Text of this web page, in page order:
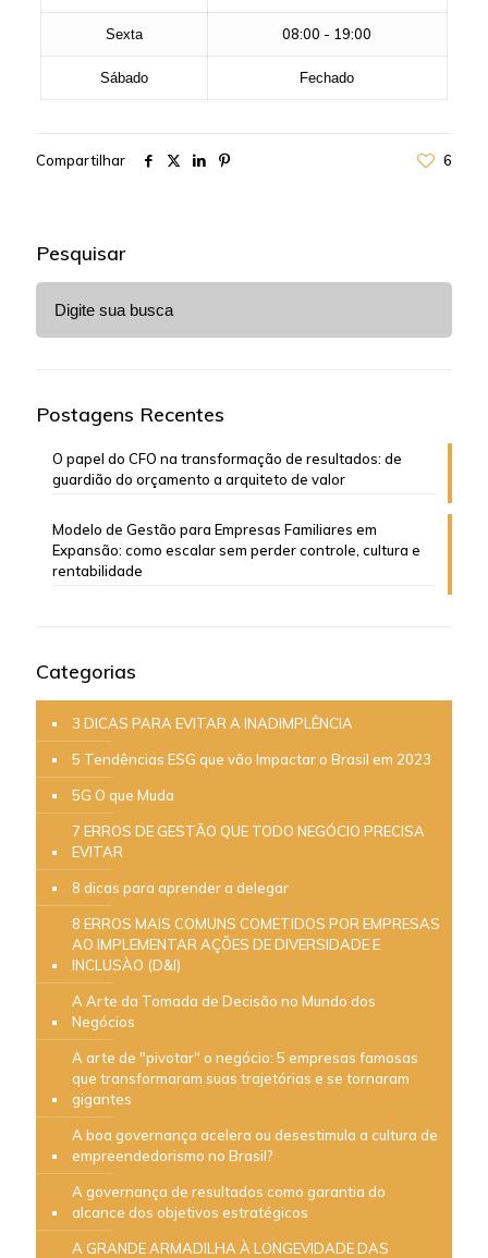
Sexta 08:00 - 19:00
Sábado Fechado
Compartilhar 6
Pesquisar
Postagens Recentes
O papel do CFO na transformação de resultados: de
guardião do orçamento a arquiteto de valor
Modelo de Gestão para Empresas Familiares em
Expansão: como escalar sem perder controle, cultura e
rentabilidade
Categorias
3 DICAS PARA EVITAR A INADIMPLÊNCIA
5 Tendências ESG que vão Impactar o Brasil em 2023
5G O que Muda
7 ERROS DE GESTÃO QUE TODO NEGÓCIO PRECISA
EVITAR
8 dicas para aprender a delegar
8 ERROS MAIS COMUNS COMETIDOS POR EMPRESAS
AO IMPLEMENTAR AÇÕES DE DIVERSIDADE E
INCLUSÀO (D&I)
A Arte da Tomada de Decisão no Mundo dos
Negócios
A arte de "pivotar" o negócio: 5 empresas famosas
que transformaram suas trajetórias e se tornaram
gigantes
A boa governança acelera ou desestimula a cultura de
empreendedorismo no Brasil?
A governança de resultados como garantia do
alcance dos objetivos estratégicos
A GRANDE ARMADILHA À LONGEVIDADE DAS